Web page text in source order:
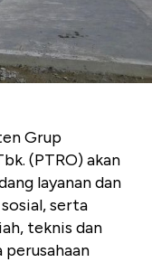
Grup
(PTRO) akan
layanan dan
serta
teknis dan
perusahaan